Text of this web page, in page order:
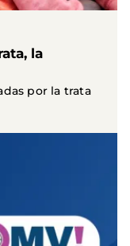
la
por la trata